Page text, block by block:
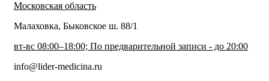
Московская область
Малаховка, Быковское ш. 88/1
вт-вс 08:00–18:00; По предварительной записи - до 20:00
info@lider-medicina.ru